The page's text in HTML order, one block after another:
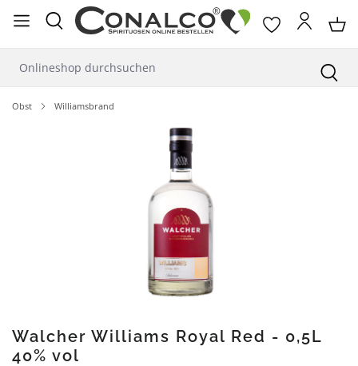
springen
Obst Williamsbrand
Walcher Williams Royal Red - 0,5L
40% vol